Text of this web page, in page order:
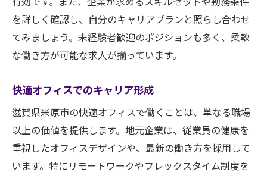
を詳しく確認し、自分のキャリアプランと照らし合わせ
てみましょう。未経験者歓迎のポジションも多く、柔軟
な働き方が可能な求人が揃っています。
快適オフィスでのキャリア形成
滋賀県米原市の快適オフィスで働くことは、単なる職場
以上の価値を提供します。地元企業は、従業員の健康を
重視したオフィスデザインや、最新の働き方を採用して
います。特にリモートワークやフレックスタイム制度を